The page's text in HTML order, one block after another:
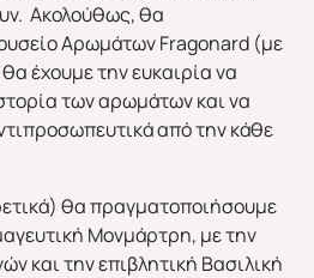
Ακολούθως, θα
Αρωμάτων Fragonard (με
έχουμε την ευκαιρία να
των αρωμάτων και να
από την κάθε
θα πραγματοποιήσουμε
Μονμάρτρη, με την
και την επιβλητική Βασιλική